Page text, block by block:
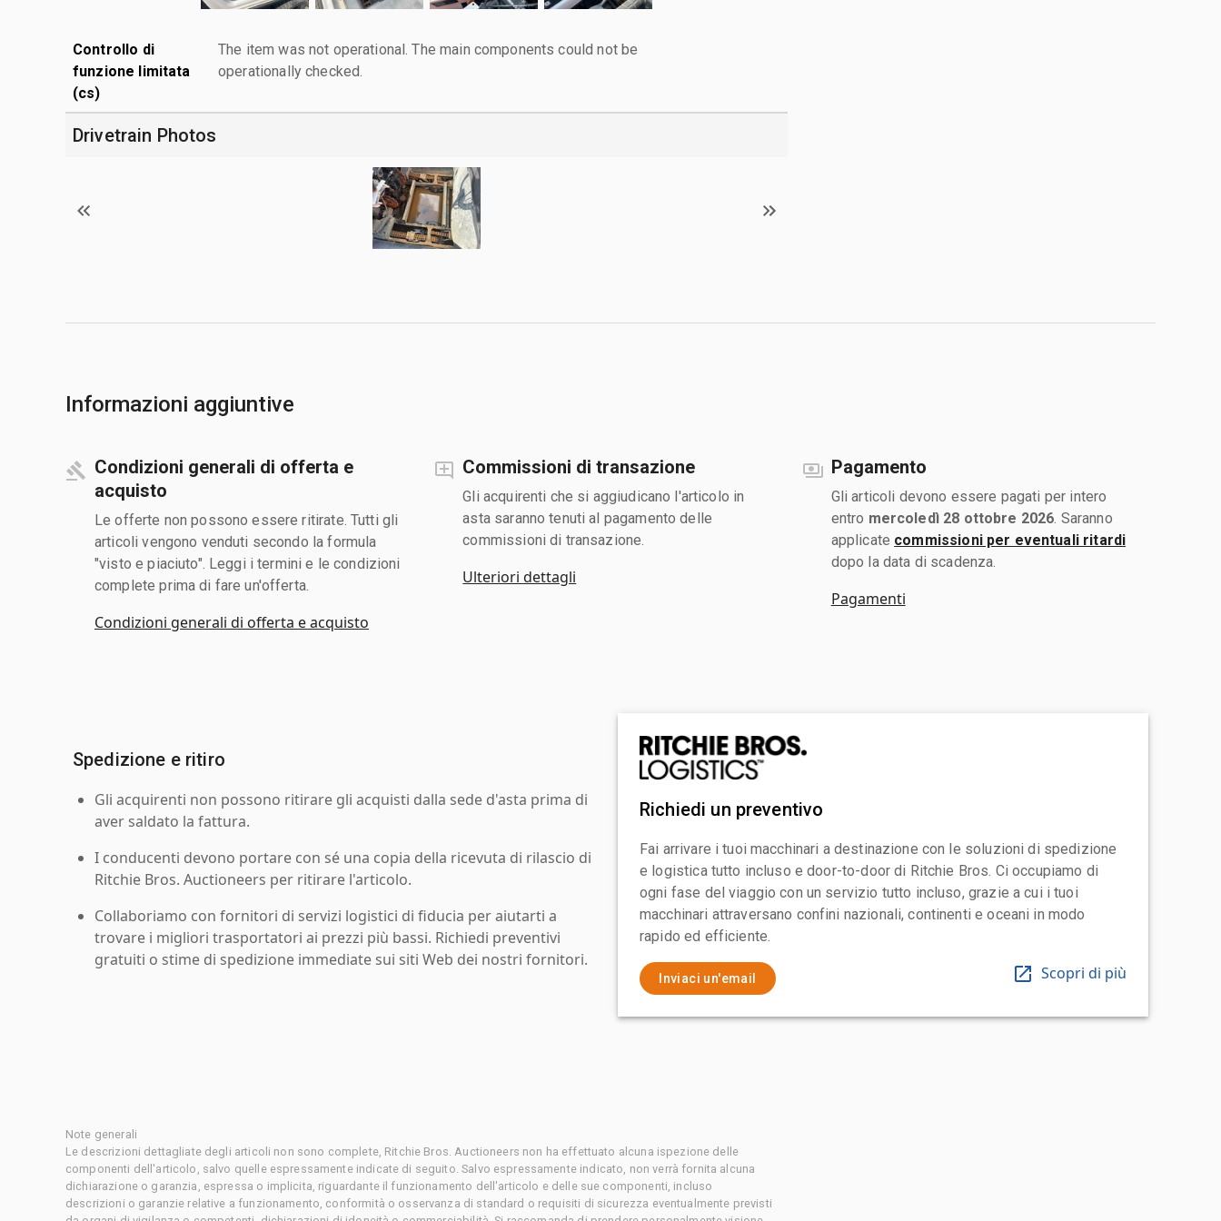
Controllo di
funzione limitata
(cs)
The item was not operational. The main components could not be
operationally checked.
Drivetrain Photos
Informazioni aggiuntive
Condizioni generali di offerta e
acquisto
Le offerte non possono essere ritirate. Tutti gli
articoli vengono venduti secondo la formula
"visto e piaciuto". Leggi i termini e le condizioni
complete prima di fare un'offerta.
Condizioni generali di offerta e acquisto
Commissioni di transazione
Gli acquirenti che si aggiudicano l'articolo in
asta saranno tenuti al pagamento delle
commissioni di transazione.
Ulteriori dettagli
Pagamento
Gli articoli devono essere pagati per intero
entro mercoledì 28 ottobre 2026 . Saranno
applicate commissioni per eventuali ritardi
dopo la data di scadenza.
Pagamenti
Spedizione e ritiro
Gli acquirenti non possono ritirare gli acquisti dalla sede d'asta prima di
aver saldato la fattura.
I conducenti devono portare con sé una copia della ricevuta di rilascio di
Ritchie Bros. Auctioneers per ritirare l'articolo.
Collaboriamo con fornitori di servizi logistici di fiducia per aiutarti a
trovare i migliori trasportatori ai prezzi più bassi. Richiedi preventivi
gratuiti o stime di spedizione immediate sui siti Web dei nostri fornitori.
Richiedi un preventivo
Fai arrivare i tuoi macchinari a destinazione con le soluzioni di spedizione
e logistica tutto incluso e door-to-door di Ritchie Bros. Ci occupiamo di
ogni fase del viaggio con un servizio tutto incluso, grazie a cui i tuoi
macchinari attraversano confini nazionali, continenti e oceani in modo
rapido ed efficiente.
Inviaci un'email Scopri di più
Note generali
Le descrizioni dettagliate degli articoli non sono complete, Ritchie Bros. Auctioneers non ha effettuato alcuna ispezione delle
componenti dell'articolo, salvo quelle espressamente indicate di seguito. Salvo espressamente indicato, non verrà fornita alcuna
dichiarazione o garanzia, espressa o implicita, riguardante il funzionamento dell'articolo e delle sue componenti, incluso
descrizioni o garanzie relative a funzionamento, conformità o osservanza di standard o requisiti di sicurezza eventualmente previsti